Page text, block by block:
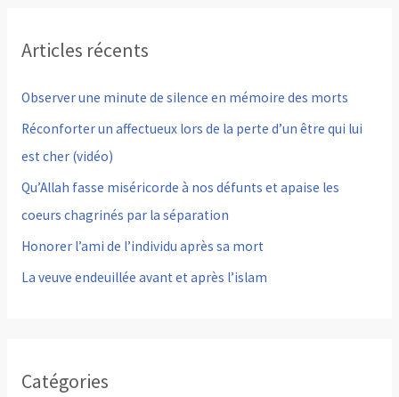
e
h
e
r
:
Articles récents
Observer une minute de silence en mémoire des morts
Réconforter un affectueux lors de la perte d’un être qui lui
est cher (vidéo)
Qu’Allah fasse miséricorde à nos défunts et apaise les
coeurs chagrinés par la séparation
Honorer l’ami de l’individu après sa mort
La veuve endeuillée avant et après l’islam
Catégories